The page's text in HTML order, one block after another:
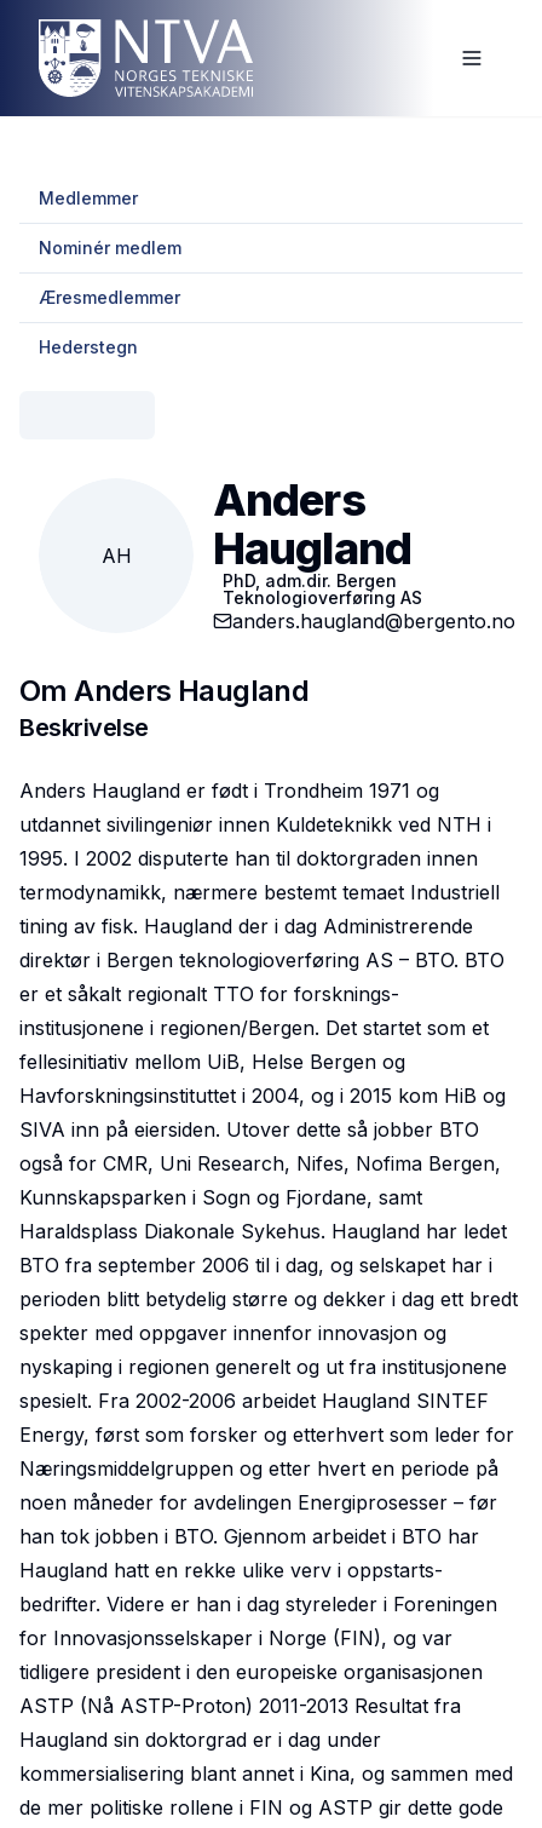
Medlemmer
Nominér medlem
Æresmedlemmer
Hederstegn
AH
Anders
Haugland
PhD, adm.dir. Bergen
Teknologioverføring AS
anders.haugland@bergento.no
OmAnders Haugland
Beskrivelse
Anders Haugland er født i Trondheim 1971 og
utdannet sivilingeniør innen Kuldeteknikk ved NTH i
1995. I 2002 disputerte han til doktorgraden innen
termodynamikk, nærmere bestemt temaet Industriell
tining av fisk. Haugland der i dag Administrerende
direktør i Bergen teknologioverføring AS – BTO. BTO
er et såkalt regionalt TTO for forsknings-
institusjonene i regionen/Bergen. Det startet som et
fellesinitiativ mellom UiB, Helse Bergen og
Havforskningsinstituttet i 2004, og i 2015 kom HiB og
SIVA inn på eiersiden. Utover dette så jobber BTO
også for CMR, Uni Research, Nifes, Nofima Bergen,
Kunnskapsparken i Sogn og Fjordane, samt
Haraldsplass Diakonale Sykehus. Haugland har ledet
BTO fra september 2006 til i dag, og selskapet har i
perioden blitt betydelig større og dekker i dag ett bredt
spekter med oppgaver innenfor innovasjon og
nyskaping i regionen generelt og ut fra institusjonene
spesielt. Fra 2002-2006 arbeidet Haugland SINTEF
Energy, først som forsker og etterhvert som leder for
Næringsmiddelgruppen og etter hvert en periode på
noen måneder for avdelingen Energiprosesser – før
han tok jobben i BTO. Gjennom arbeidet i BTO har
Haugland hatt en rekke ulike verv i oppstarts-
bedrifter. Videre er han i dag styreleder i Foreningen
for Innovasjonsselskaper i Norge (FIN), og var
tidligere president i den europeiske organisasjonen
ASTP (Nå ASTP-Proton) 2011-2013 Resultat fra
Haugland sin doktorgrad er i dag under
kommersialisering blant annet i Kina, og sammen med
de mer politiske rollene i FIN og ASTP gir dette gode